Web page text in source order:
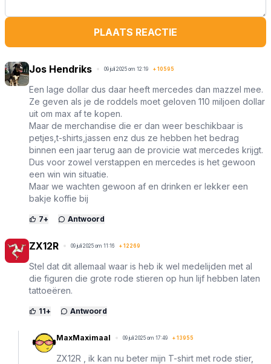
PLAATS REACTIE
Jos Hendriks 09 juli 2025 om 12:19 + 10595
Een lage dollar dus daar heeft mercedes dan mazzel mee.
Ze geven als je de roddels moet geloven 110 miljoen dollar
uit om max af te kopen.
Maar de merchandise die er dan weer beschikbaar is
petjes,t-shirts,jassen enz dus ze hebben het bedrag
binnen een jaar terug aan de provicie wat mercedes krijgt.
Dus voor zowel verstappen en mercedes is het gewoon
een win win situatie.
Maar we wachten gewoon af en drinken er lekker een
bakje koffie bij
7+ Antwoord
ZX12R 09 juli 2025 om 11:16 + 12269
Stel dat dit allemaal waar is heb ik wel medelijden met al
die figuren die grote rode stieren op hun lijf hebben laten
tattoeëren.
11+ Antwoord
MaxMaximaal 09 juli 2025 om 17:49 + 13955
ZX12R , ik kan nu beter mijn T-shirt met rode stier,